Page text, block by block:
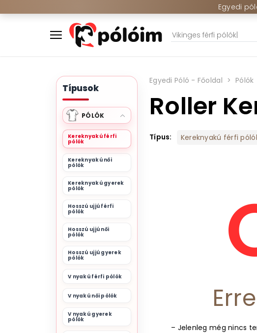
Egyedi
Típusok
PÓLÓK
Kereknyakú férfi
pólók
Kereknyakú női
pólók
Kereknyakú gyerek
pólók
Hosszú ujjú férfi
pólók
Hosszú ujjú női
pólók
Hosszú ujjú gyerek
pólók
V nyakú férfi pólók
V nyakú női pólók
V nyakú gyerek
pólók
Egyedi Póló - Főoldal Pólók
Roller
Típus: Kereknyakú férfi
– Jelenleg még nincs